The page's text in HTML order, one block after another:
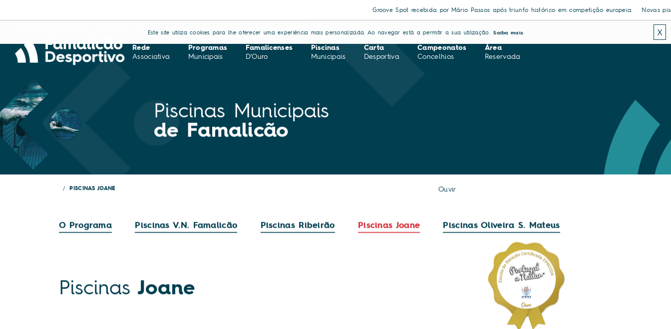
Groove Spot recebida por Mário Passos após triunfo histórico em competição europeia Novas piscinas
Este site utiliza cookies para lhe oferecer uma experiência mais personalizada. Ao navegar está a permitir a sua utilização. Saiba mais X
REGULAMENTOS APOIOS CONTACTOS
Rede
Associativa
Programas
Municipais
Famalicenses
D'Ouro
Piscinas
Municipais
Carta
Desportiva
Campeonatos
Concelhios
Área
Reservada
Piscinas Municipais
de Famalicão
PISCINAS JOANE Ouvir
O Programa Piscinas V.N. Famalicão Piscinas Ribeirão Piscinas Joane Piscinas Oliveira S. Mateus
Piscinas Joane